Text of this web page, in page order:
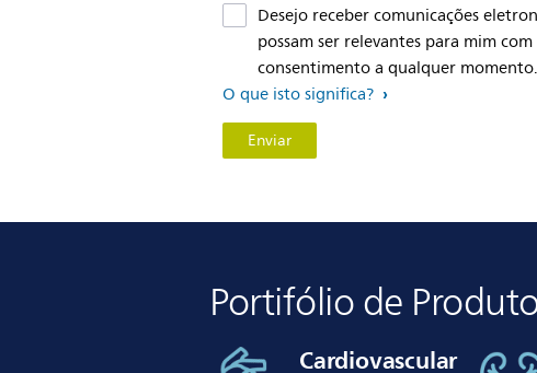
Desejo receber comunicações
possam ser relevantes para mim
consentimento a qualquer momento.
O que isto significa?
Portifólio de
Cardiovascular